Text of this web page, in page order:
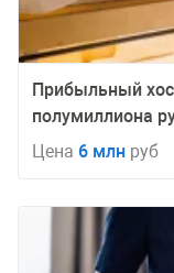
Прибыльный
полумиллиона
Цена 6 млн руб